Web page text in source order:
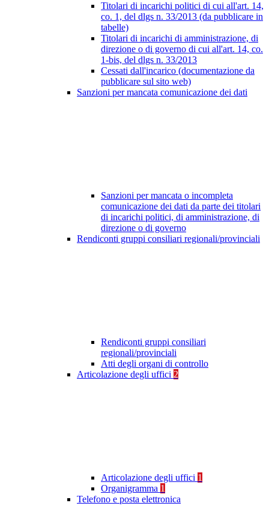
Titolari di incarichi politici di cui all'art. 14,
co. 1, del dlgs n. 33/2013 (da pubblicare in
tabelle)
Titolari di incarichi di amministrazione, di
direzione o di governo di cui all'art. 14, co.
1-bis, del dlgs n. 33/2013
Cessati dall'incarico (documentazione da
pubblicare sul sito web)
Sanzioni per mancata comunicazione dei dati
Sanzioni per mancata o incompleta
comunicazione dei dati da parte dei titolari
di incarichi politici, di amministrazione, di
direzione o di governo
Rendiconti gruppi consiliari regionali/provinciali
Rendiconti gruppi consiliari
regionali/provinciali
Atti degli organi di controllo
Articolazione degli uffici 2
Articolazione degli uffici 1
Organigramma 1
Telefono e posta elettronica